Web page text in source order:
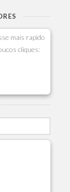
mais rapido
cliques: